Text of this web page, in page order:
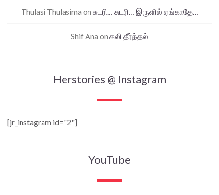
Thulasi Thulasima on சுடரி… சுடரி… இருளில் ஏங்காதே…
Shif Ana on கலி தீர்த்தல்
Herstories @ Instagram
[jr_instagram id="2"]
YouTube